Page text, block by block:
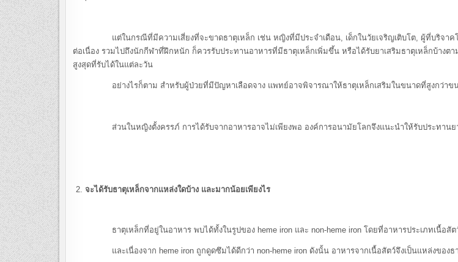
แต่ในกรณีที่มีความเสี่ยงที่จะขาดธาตุเหล็ก เช่น หญิงที่มีประจำเดือน, เด็กในวัยเจริญเติบโต, ผู้ที่บริจาคโลหิ
ต่อเนื่อง รวมไปถึงนักกีฬาที่ฝึกหนัก ก็ควรรับประทานอาหารที่มีธาตุเหล็กเพิ่มขึ้น หรือได้รับยาเสริมธาตุเหล็กบ้าง
สูงสุดที่รับได้ในแต่ละวัน
อย่างไรก็ตาม สำหรับผู้ป่วยที่มีปัญหาเลือดจาง แพทย์อาจพิจารณาให้ธาตุเหล็กเสริมในขนาดที่สูงกว่าขน
ส่วนในหญิงตั้งครรภ์ การได้รับจากอาหารอาจไม่เพียงพอ องค์การอนามัยโลกจึงแนะนำให้รับประทานยา
จะได้รับธาตุเหล็กจากแหล่งใดบ้าง และมากน้อยเพียงไร
ธาตุเหล็กที่อยู่ในอาหาร พบได้ทั้งในรูปของ heme iron และ non-heme iron โดยที่อาหารประเภทเนื้อสัตว์
และเนื่องจาก heme iron ถูกดูดซึมได้ดีกว่า non-heme iron ดังนั้น อาหารจากเนื้อสัตว์จึงเป็นแหล่งของธ